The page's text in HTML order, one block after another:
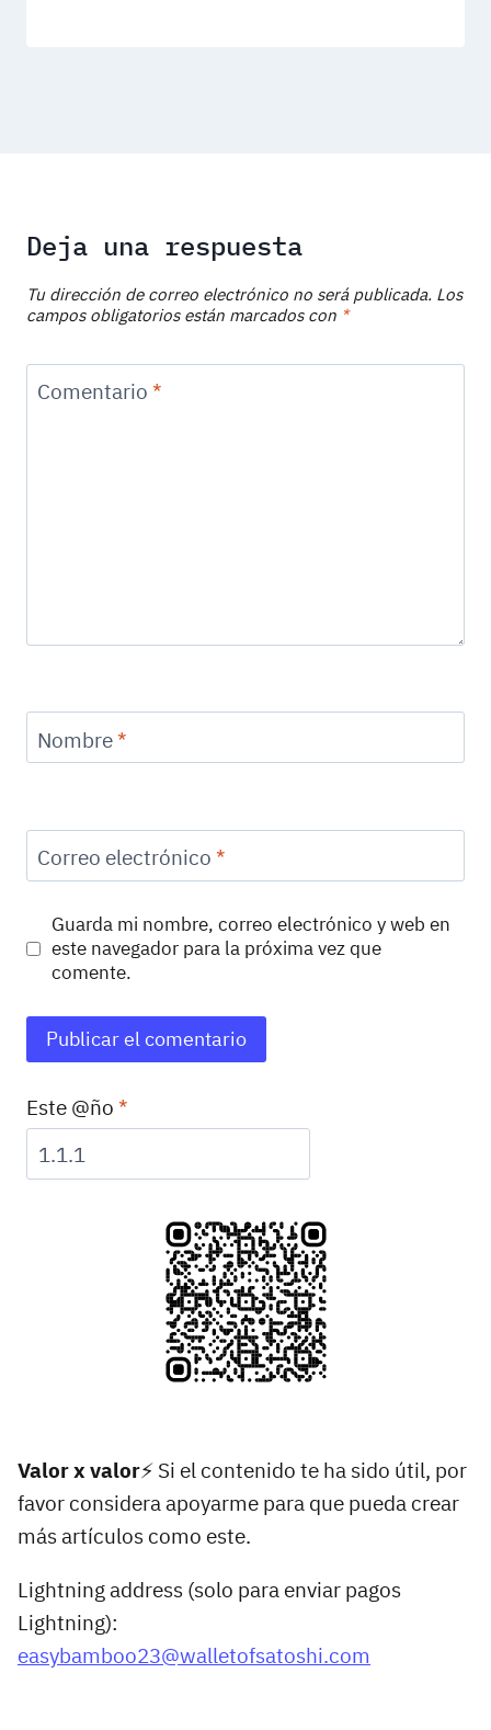
Deja una respuesta
Tu dirección de correo electrónico no será publicada. Los
campos obligatorios están marcados con *
Comentario *
Nombre*
Correo electrónico *
Guarda mi nombre, correo electrónico y web en
este navegador para la próxima vez que
comente.
Este @ño *
Valor x valor⚡️ Si el contenido te ha sido útil, por
favor considera apoyarme para que pueda crear
más artículos como este.
Lightning address (solo para enviar pagos
Lightning):
easybamboo23@walletofsatoshi.com